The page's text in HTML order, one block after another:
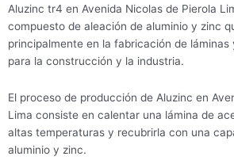
Aluzinc tr4 en Avenida Nicolas de Pierola
compuesto de aleación de aluminio y zinc
principalmente en la fabricación de
para la construcción y la industria.
El proceso de producción de Aluzinc en
Lima consiste en calentar una lámina de
altas temperaturas y recubrirla con una
aluminio y zinc.